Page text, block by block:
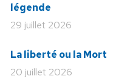
légende
29 juillet 2026
La liberté ou la Mort
20 juillet 2026